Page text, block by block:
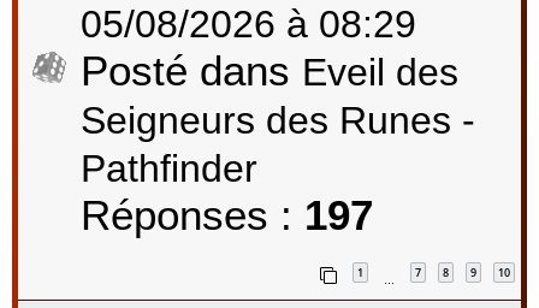
05/08/2026 à 08:29
Posté dans Eveil des
Seigneurs des Runes -
Pathfinder
Réponses : 197
1
…
7 8 9 10